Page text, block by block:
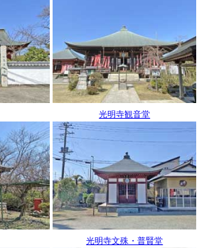
光明寺観音堂
光明寺文殊・普賢堂